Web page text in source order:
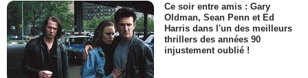
Ce soir entre amis : Gary
Oldman, Sean Penn et Ed
Harris dans l'un des meilleurs
thrillers des années 90
injustement oublié !